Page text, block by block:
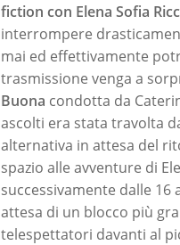
fiction con Elena Sofia
interrompere
mai ed effettivamente
trasmissione venga a
Buona condotta da
ascolti era stata travolta
alternativa in attesa del
spazio alle avventure di
successivamente dalle
attesa di un blocco più
telespettatori davanti al